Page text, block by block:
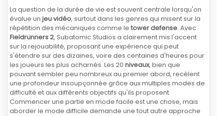
La question de la durée de vie est souvent centrale lorsqu'on
évalue un jeu vidéo, surtout dans les genres qui misent sur la
répétition des mécaniques comme le tower defense. Avec
Fieldrunners 2, Subatomic Studios a clairement mis l'accent
sur la rejouabilité, proposant une expérience qui peut
s'étendre sur des dizaines, voire des centaines d'heures pour
les joueurs les plus acharnés. Les 20 niveaux, bien que
pouvant sembler peu nombreux au premier abord, recèlent
une profondeur insoupçonnée grâce aux multiples modes de
difficulté et aux différents objectifs qu'ils proposent.
Commencer une partie en mode facile est une chose, mais
aborder le mode difficile demande une tout autre approche